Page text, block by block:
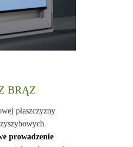
BRĄZ
płaszczyzny
prowadzenie